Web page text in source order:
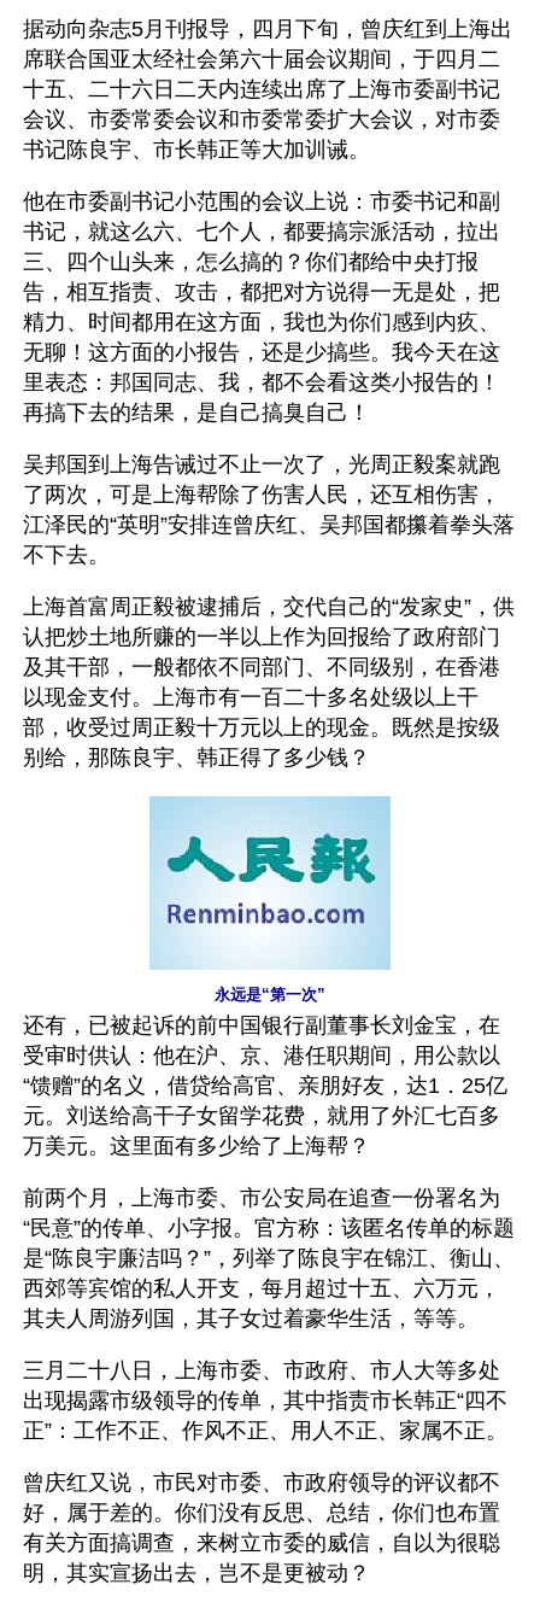
据动向杂志5月刊报导，四月下旬，曾庆红到上海出
席联合国亚太经社会第六十届会议期间，于四月二
十五、二十六日二天内连续出席了上海市委副书记
会议、市委常委会议和市委常委扩大会议，对市委
书记陈良宇、市长韩正等大加训诫。
他在市委副书记小范围的会议上说：市委书记和副
书记，就这么六、七个人，都要搞宗派活动，拉出
三、四个山头来，怎么搞的？你们都给中央打报
告，相互指责、攻击，都把对方说得一无是处，把
精力、时间都用在这方面，我也为你们感到内疚、
无聊！这方面的小报告，还是少搞些。我今天在这
里表态：邦国同志、我，都不会看这类小报告的！
再搞下去的结果，是自己搞臭自己！
吴邦国到上海告诫过不止一次了，光周正毅案就跑
了两次，可是上海帮除了伤害人民，还互相伤害，
江泽民的“英明”安排连曾庆红、吴邦国都攥着拳头落
不下去。
上海首富周正毅被逮捕后，交代自己的“发家史”，供
认把炒土地所赚的一半以上作为回报给了政府部门
及其干部，一般都依不同部门、不同级别，在香港
以现金支付。上海市有一百二十多名处级以上干
部，收受过周正毅十万元以上的现金。既然是按级
别给，那陈良宇、韩正得了多少钱？
永远是“第一次”
还有，已被起诉的前中国银行副董事长刘金宝，在
受审时供认：他在沪、京、港任职期间，用公款以
“馈赠”的名义，借贷给高官、亲朋好友，达1．25亿
元。刘送给高干子女留学花费，就用了外汇七百多
万美元。这里面有多少给了上海帮？
前两个月，上海市委、市公安局在追查一份署名为
“民意”的传单、小字报。官方称：该匿名传单的标题
是“陈良宇廉洁吗？”，列举了陈良宇在锦江、衡山、
西郊等宾馆的私人开支，每月超过十五、六万元，
其夫人周游列国，其子女过着豪华生活，等等。
三月二十八日，上海市委、市政府、市人大等多处
出现揭露市级领导的传单，其中指责市长韩正“四不
正”：工作不正、作风不正、用人不正、家属不正。
曾庆红又说，市民对市委、市政府领导的评议都不
好，属于差的。你们没有反思、总结，你们也布置
有关方面搞调查，来树立市委的威信，自以为很聪
明，其实宣扬出去，岂不是更被动？